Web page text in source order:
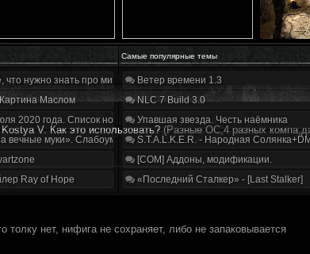
Самые популярные темы
что нужно знать про мир, геймплей и сюжет | Разбор трейлера
Маслом
2020 года. Список нововведений
вечные муки». Слабоумие и отвага
Ray of Hope
Ветер времени 1.3
NLC 7 Build 3.0
Упавшая звезда. Честь наёмника
S.T.A.L.K.E.R. - Народная
[COM] Аддоны, модификации.
«Последний Сталкер» - [Last Stalker]
V. Как это использовать? (Разные ОС,4 разных
толку нет, нифига не сохраняет, либо не запаковывается